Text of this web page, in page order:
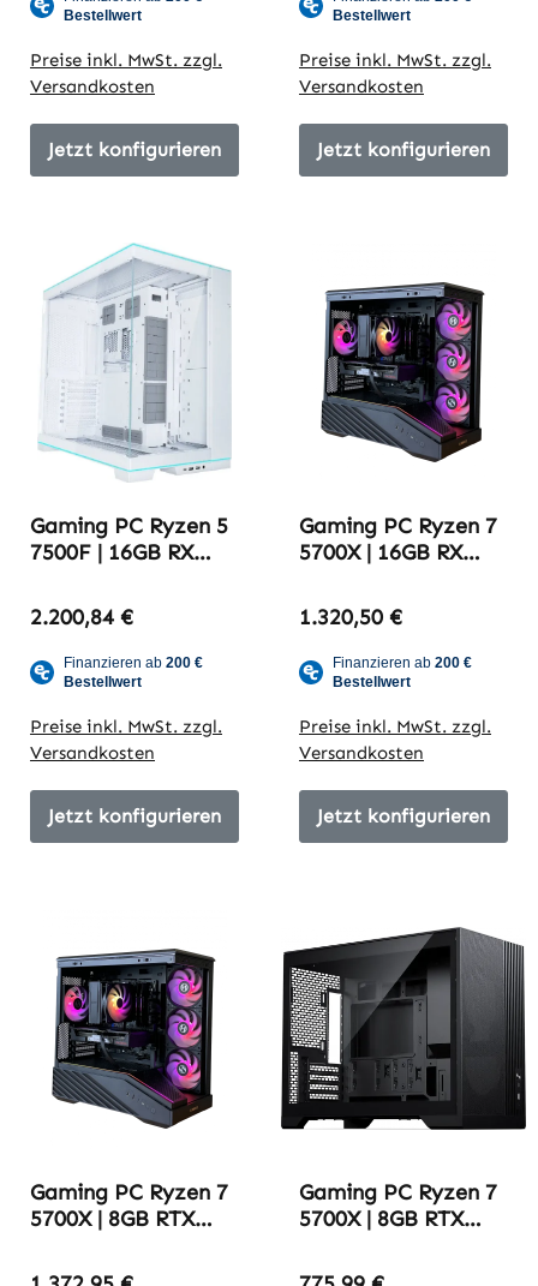
Preise inkl. MwSt. zzgl.
Versandkosten
Jetzt konfigurieren
Preise inkl. MwSt. zzgl.
Versandkosten
Jetzt konfigurieren
Gaming PC Ryzen 5
7500F | 16GB RX
DDR5-6000 |
Try2709_yt 2K
Whitebuild
2.200,84 €
Preise inkl. MwSt. zzgl.
Versandkosten
Jetzt konfigurieren
Gaming PC Ryzen 7
5700X | 16GB RX
DDR4-3600 |
ITSWAGNER V2
1.320,50 €
Preise inkl. MwSt. zzgl.
Versandkosten
Jetzt konfigurieren
Gaming PC Ryzen 7
5700X | 8GB RTX
3600 | ITSWAGNER
Gaming PC Ryzen 7
5700X | 8GB RTX
3600 | Try2709_yt